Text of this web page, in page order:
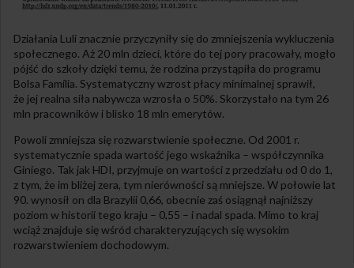
Działania Luli znacznie przyczyniły się do zmniejszenia wykluczenia
społecznego. Aż 20 mln dzieci, które do tej pory pracowały, mogło
pójść do szkoły dzięki temu, że rodzina przystąpiła do programu
Bolsa Família. Systematyczny wzrost płacy minimalnej sprawił,
że jej realna siła nabywcza wzrosła o 50%. Skorzystało na tym 26
mln pracowników i blisko 18 mln emerytów.
Powoli zmniejsza się rozwarstwienie społeczne. Od 2001 r.
systematycznie spada wartość jego wskaźnika – współczynnika
Giniego. Tak jak HDI, przyjmuje on wartości z przedziału od 0 do 1,
z tym, że im bliżej zera, tym nierówności są mniejsze. W połowie lat
90. wynosił on dla Brazylii 0,66, obecnie zaś osiągnął najniższy
poziom w historii tego kraju – 0,55 – i nadal spada. Mimo to kraj
wciąż znajduje się wśród charakteryzujących się wysokim
rozwarstwieniem dochodowym.